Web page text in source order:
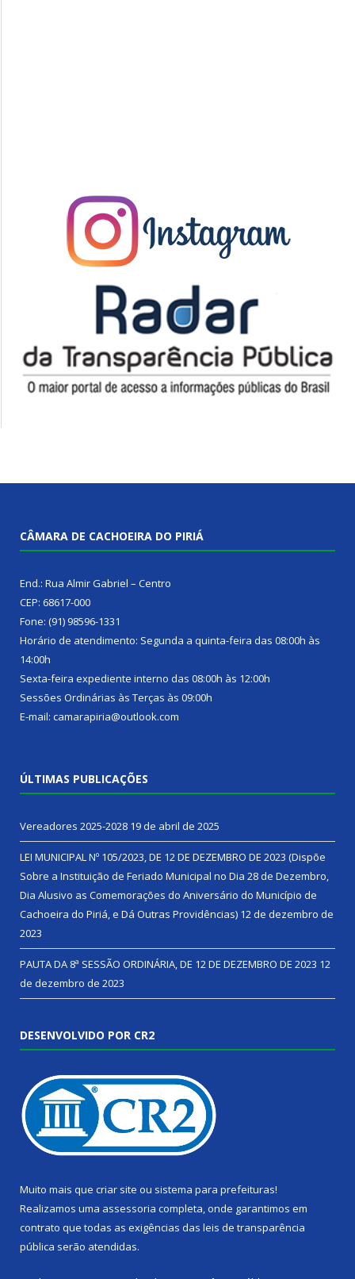
CÂMARA DE CACHOEIRA DO PIRIÁ
End.: Rua Almir Gabriel – Centro
CEP: 68617-000
Fone: (91) 98596-1331
Horário de atendimento: Segunda a quinta-feira das 08:00h às
14:00h
Sexta-feira expediente interno das 08:00h às 12:00h
Sessões Ordinárias às Terças às 09:00h
E-mail: camarapiria@outlook.com
ÚLTIMAS PUBLICAÇÕES
Vereadores 2025-2028 19 de abril de 2025
LEI MUNICIPAL Nº 105/2023, DE 12 DE DEZEMBRO DE 2023 (Dispõe
Sobre a Instituição de Feriado Municipal no Dia 28 de Dezembro,
Dia Alusivo as Comemorações do Aniversário do Município de
Cachoeira do Piriá, e Dá Outras Providências) 12 de dezembro de
2023
PAUTA DA 8ª SESSÃO ORDINÁRIA, DE 12 DE DEZEMBRO DE 2023 12
de dezembro de 2023
DESENVOLVIDO POR CR2
Muito mais que criar site ou sistema para prefeituras!
Realizamos uma assessoria completa, onde garantimos em
contrato que todas as exigências das leis de transparência
pública serão atendidas.